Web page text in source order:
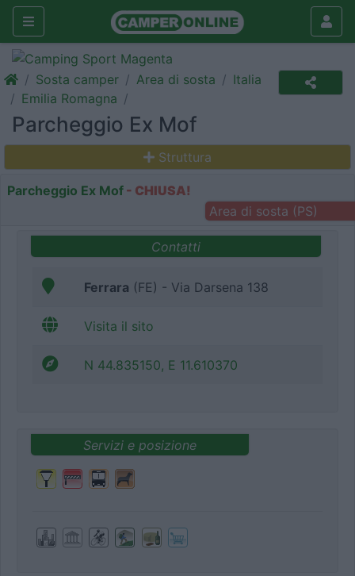
Sosta camper Area di sosta
Italia
Emilia Romagna
Parcheggio Ex Mof
Struttura
Parcheggio Ex Mof - CHIUSA!
Area di sosta (PS)
Contatti
Ferrara (FE) - Via Darsena 138
Visita il sito
N 44.835150, E 11.610370
Servizi e posizione